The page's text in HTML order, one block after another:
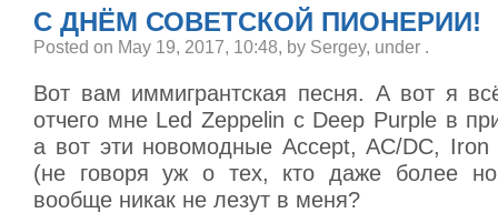
С ДНЁМ СОВЕТСКОЙ ПИОНЕРИИ!
Posted on May 19, 2017, 10:48, by Sergey, under .
Вот вам иммигрантская песня. А вот я
отчего мне Led Zeppelin с Deep Purple в
а вот эти новомодные Accept, AC/DC, Iron
(не говоря уж о тех, кто даже более
вообще никак не лезут в меня?